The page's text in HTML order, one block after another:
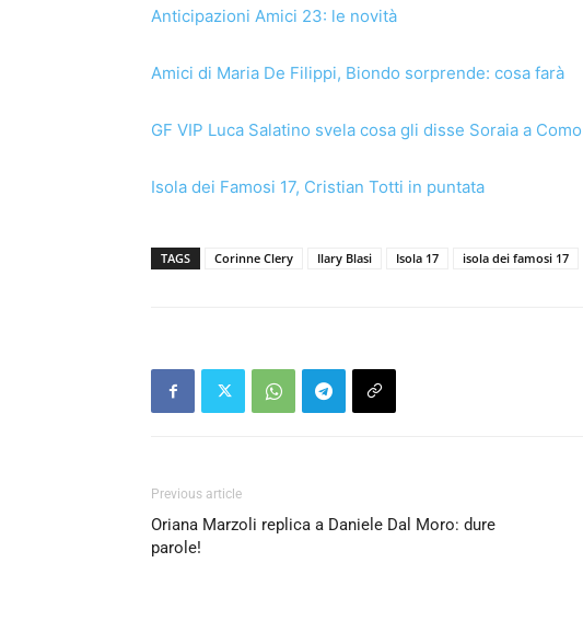
Anticipazioni Amici 23: le novità
Amici di Maria De Filippi, Biondo sorprende: cosa farà
GF VIP Luca Salatino svela cosa gli disse Soraia a Como
Isola dei Famosi 17, Cristian Totti in puntata
TAGS Corinne Clery Ilary Blasi Isola 17 isola dei famosi 17
Previous article
Oriana Marzoli replica a Daniele Dal Moro: dure
parole!